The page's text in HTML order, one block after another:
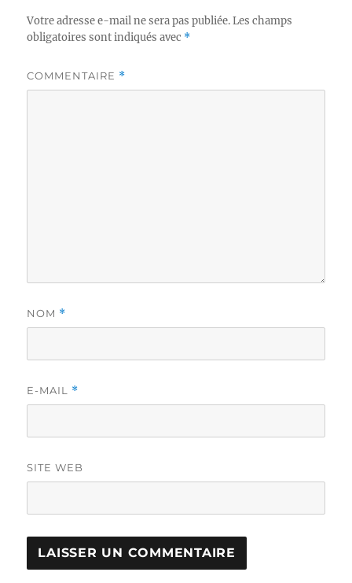
Votre adresse e-mail ne sera pas publiée. Les champs
obligatoires sont indiqués avec *
COMMENTAIRE *
NOM *
E-MAIL *
SITE WEB